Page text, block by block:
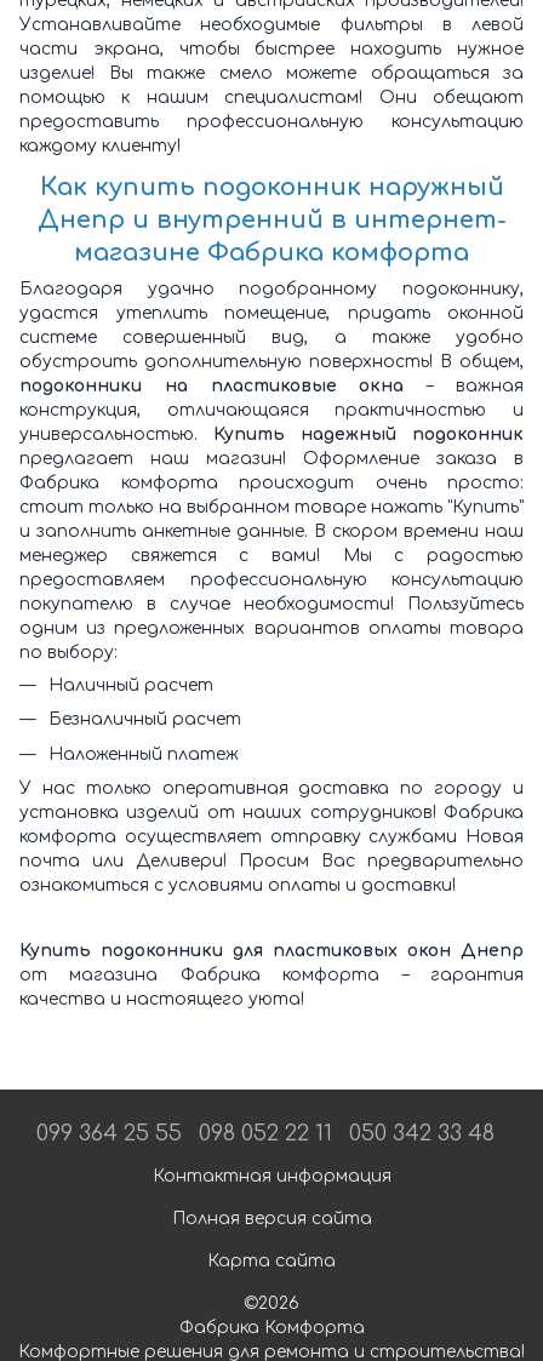
Устанавливайте необходимые фильтры в левой
части экрана, чтобы быстрее находить нужное
изделие! Вы также смело можете обращаться за
помощью к нашим специалистам! Они обещают
предоставить профессиональную консультацию
каждому клиенту!
Как купить подоконник наружный
Днепр и внутренний в интернет-
магазине Фабрика комфорта
Благодаря удачно подобранному подоконнику,
удастся утеплить помещение, придать оконной
системе совершенный вид, а также удобно
обустроить дополнительную поверхность! В общем,
подоконники на пластиковые окна – важная
конструкция, отличающаяся практичностью и
универсальностью.
Купить надежный подоконник
предлагает наш магазин! Оформление заказа в
Фабрика комфорта происходит очень просто:
стоит только на выбранном товаре нажать "Купить"
и заполнить анкетные данные. В скором времени наш
менеджер свяжется с вами! Мы с радостью
предоставляем профессиональную консультацию
покупателю в случае необходимости! Пользуйтесь
одним из предложенных вариантов оплаты товара
по выбору:
Наличный расчет
Безналичный расчет
Наложенный платеж
У нас только оперативная доставка по городу и
установка изделий от наших сотрудников! Фабрика
комфорта осуществляет отправку службами Новая
почта или Деливери! Просим Вас предварительно
ознакомиться с условиями оплаты и доставки!
Купить подоконники для пластиковых окон Днепр
от магазина Фабрика комфорта – гарантия
качества и настоящего уюта!
099 364 25 55 098 052 22 11 050 342 33 48
Контактная информация
Полная версия сайта
Карта сайта
©2026
Фабрика Комфорта
Комфортные решения для ремонта и строительства!